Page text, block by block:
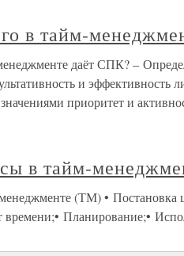
в тайм-
даёт СПК? –
и эффективность
приоритет и
в тайм-
(ТМ) • Постановка
времени;• Планирование;•